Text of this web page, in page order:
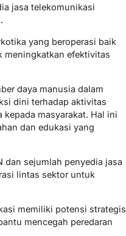
jasa telekomunikasi
yang beroperasi baik
meningkatkan efektivitas
daya manusia dalam
dini terhadap aktivitas
masyarakat. Hal ini
dan edukasi yang
dan sejumlah penyedia jasa
lintas sektor untuk
memiliki potensi strategis
mencegah peredaran